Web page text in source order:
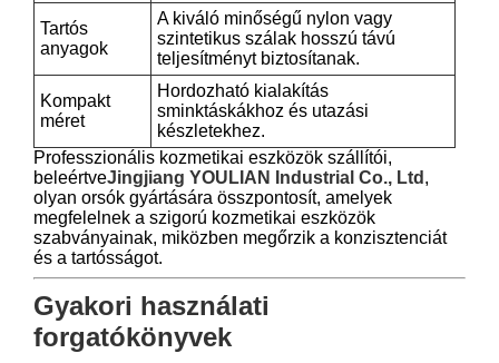
Tartós
anyagok
A kiváló minőségű nylon vagy
szintetikus szálak hosszú távú
teljesítményt biztosítanak.
Kompakt
méret
Hordozható kialakítás
sminktáskákhoz és utazási
készletekhez.
Professzionális kozmetikai eszközök szállítói,
beleértveJingjiang YOULIAN Industrial Co., Ltd ,
olyan orsók gyártására összpontosít, amelyek
megfelelnek a szigorú kozmetikai eszközök
szabványainak, miközben megőrzik a konzisztenciát
és a tartósságot.
Gyakori használati
forgatókönyvek